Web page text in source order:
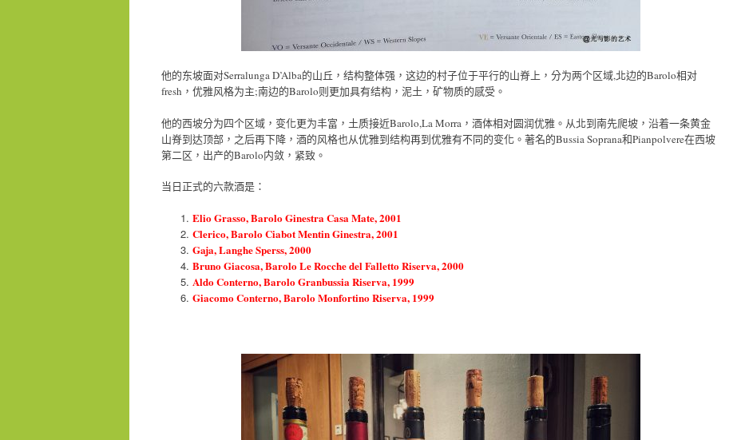
他的东坡面对Serralunga D’Alba的山丘，结构整体强，这边的村子位于平行的山脊上，分为两个区域,北边的Barolo相对
fresh，优雅风格为主;南边的Barolo则更加具有结构，泥土，矿物质的感受。
他的西坡分为四个区域，变化更为丰富，土质接近Barolo,La Morra，酒体相对圆润优雅。从北到南先爬坡，沿着一条黄金
山脊到达顶部，之后再下降，酒的风格也从优雅到结构再到优雅有不同的变化。著名的Bussia Soprana和Pianpolvere在西坡
第二区，出产的Barolo内敛，紧致。
当日正式的六款酒是：
Elio Grasso, Barolo Ginestra Casa Mate, 2001
Clerico, Barolo Ciabot Mentin Ginestra, 2001
Gaja, Langhe Sperss, 2000
Bruno Giacosa, Barolo Le Rocche del Falletto Riserva, 2000
Aldo Conterno, Barolo Granbussia Riserva, 1999
Giacomo Conterno, Barolo Monfortino Riserva, 1999